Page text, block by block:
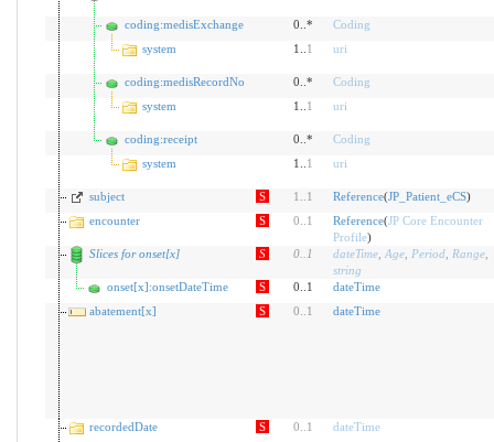
coding:medisExchange 0..*
Coding
system
1.. 1 uri
coding:medisRecordNo 0..*
Coding
system
1.. 1 uri
coding:receipt 0..*
Coding
system
1.. 1 uri
subject S 1 1 Reference(JP_Patient_eCS)
encounter
S 0 1 Reference(JP Core Encounter
Profile)
Slices for onset[x]
S 0.. 1 dateTime, Age, Period, Range,
string
onset[x]:onsetDateTime
S 0..1
dateTime
abatement[x]
S 0 1 dateTime
recordedDate S 0 1
dateTime